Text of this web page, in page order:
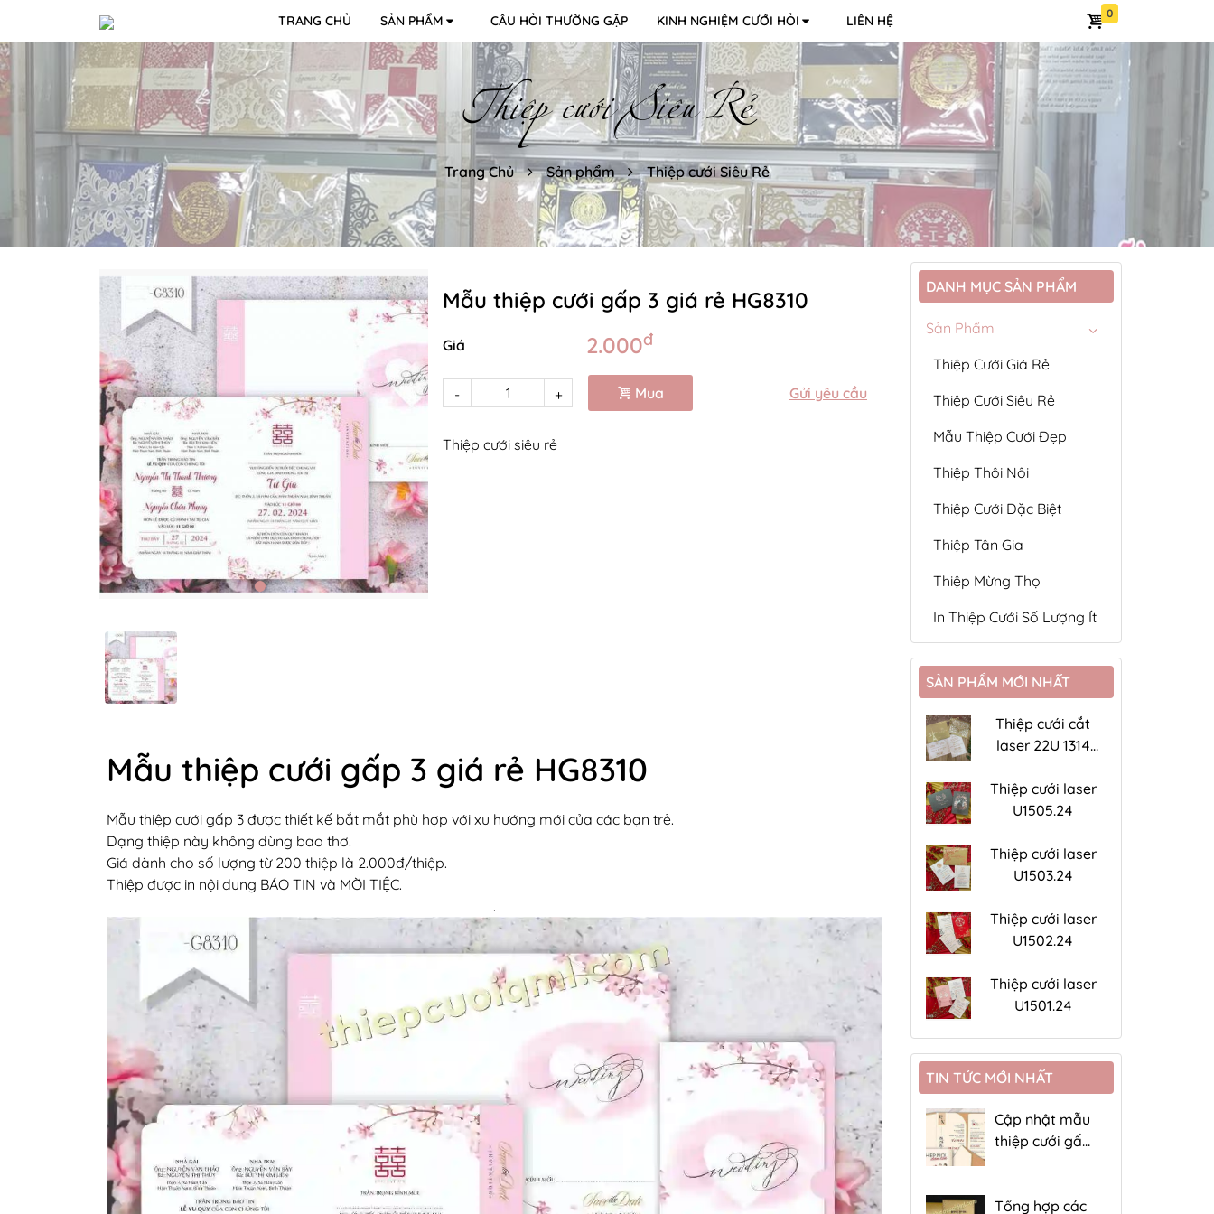
TRANG CHỦ SẢN PHẨM CÂU HỎI THƯỜNG GẶP KINH NGHIỆM CƯỚI HỎI LIÊN HỆ
Thiệp cưới Siêu Rẻ
Trang Chủ Sản phẩm Thiệp cưới Siêu Rẻ
Mẫu thiệp cưới gấp 3 giá rẻ HG8310
Giá 2.000đ
- + Mua Gửi yêu cầu
Thiệp cưới siêu rẻ
Mẫu thiệp cưới gấp 3 giá rẻ HG8310
Mẫu thiệp cưới gấp 3 được thiết kế bắt mắt phù hợp với xu hướng mới của các bạn trẻ.
Dạng thiệp này không dùng bao thơ.
Giá dành cho số lượng từ 200 thiệp là 2.000đ/thiệp.
Thiệp được in nội dung BÁO TIN và MỜI TIỆC.
.
DANH MỤC SẢN PHẨM
Sản Phẩm
Thiệp Cưới Giá Rẻ
Thiệp Cưới Siêu Rẻ
Mẫu Thiệp Cưới Đẹp
Thiệp Thôi Nôi
Thiệp Cưới Đặc Biệt
Thiệp Tân Gia
Thiệp Mừng Thọ
In Thiệp Cưới Số Lượng Ít
SẢN PHẨM MỚI NHẤT
Thiệp cưới cắt
laser 22U 1314
Thiệp cưới laser
U1505.24
Thiệp cưới laser
U1503.24
Thiệp cưới laser
U1502.24
Thiệp cưới laser
U1501.24
TIN TỨC MỚI NHẤT
Cập nhật mẫu
thiệp cưới gấp
Tổng hợp các